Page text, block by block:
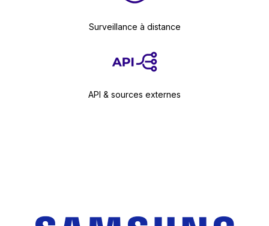
Surveillance à distance
API & sources externes